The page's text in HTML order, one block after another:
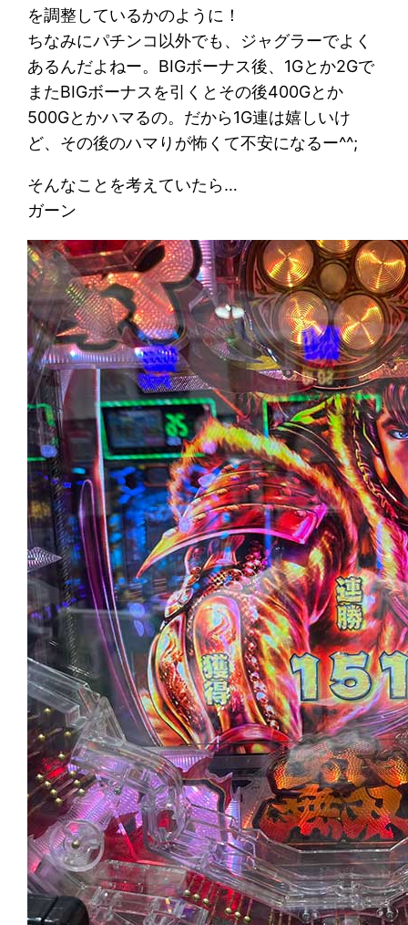
を調整しているかのように！
ちなみにパチンコ以外でも、ジャグラーでよく
あるんだよねー。BIGボーナス後、1Gとか2Gで
またBIGボーナスを引くとその後400Gとか
500Gとかハマるの。だから1G連は嬉しいけ
ど、その後のハマりが怖くて不安になるー^^;
そんなことを考えていたら…
ガーン